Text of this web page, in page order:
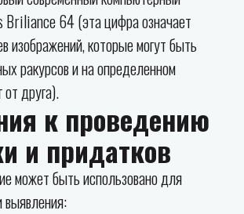
Briliance 64 (эта цифра означает
изображений, которые могут быть
ракурсов и на определенном
от друга).
к проведению
и придатков
может быть использовано для
выявления: